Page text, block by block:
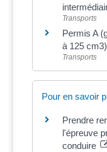
Transports
Permis A
à 125 cm3)
Transports
Pour en savoir
Prendre
l'épreuve
conduire